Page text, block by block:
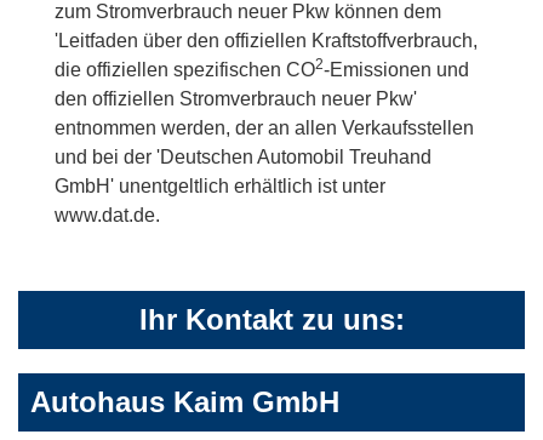
zum Stromverbrauch neuer Pkw können dem
'Leitfaden über den offiziellen Kraftstoffverbrauch,
die offiziellen spezifischen CO2-Emissionen und
den offiziellen Stromverbrauch neuer Pkw'
entnommen werden, der an allen Verkaufsstellen
und bei der 'Deutschen Automobil Treuhand
GmbH' unentgeltlich erhältlich ist unter
www.dat.de.
Ihr Kontakt zu uns:
Autohaus Kaim GmbH